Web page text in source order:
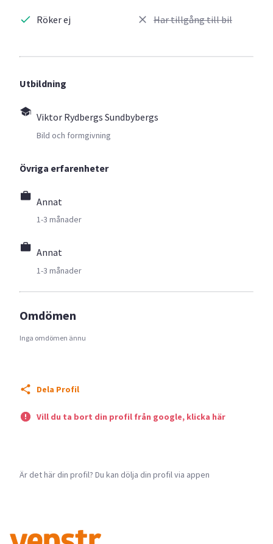
Röker ej Har tillgång till bil
Utbildning
Viktor Rydbergs Sundbybergs
Bild och formgivning
Övriga erfarenheter
Annat
1-3 månader
Annat
1-3 månader
Omdömen
Inga omdömen ännu
Dela Profil
Vill du ta bort din profil från google, klicka här
Är det här din profil? Du kan dölja din profil via appen